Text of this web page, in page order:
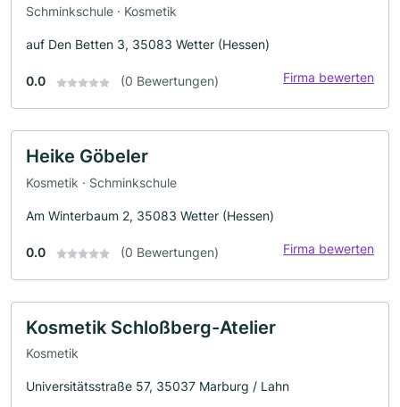
Schminkschule · Kosmetik
auf Den Betten 3, 35083 Wetter (Hessen)
0.0 (0 Bewertungen) Firma bewerten
Heike Göbeler
Kosmetik · Schminkschule
Am Winterbaum 2, 35083 Wetter (Hessen)
0.0 (0 Bewertungen) Firma bewerten
Kosmetik Schloßberg-Atelier
Kosmetik
Universitätsstraße 57, 35037 Marburg / Lahn